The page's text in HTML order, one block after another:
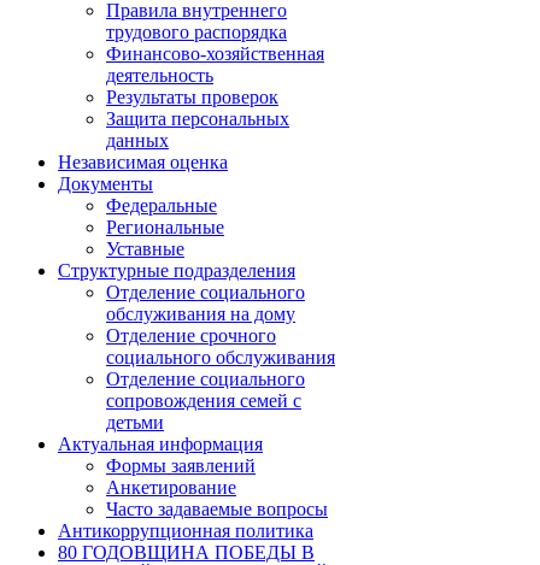
Правила внутреннего
трудового распорядка
Финансово-хозяйственная
деятельность
Результаты проверок
Защита персональных
данных
Независимая оценка
Документы
Федеральные
Региональные
Уставные
Структурные подразделения
Отделение социального
обслуживания на дому
Отделение срочного
социального обслуживания
Отделение социального
сопровождения семей с
детьми
Актуальная информация
Формы заявлений
Анкетирование
Часто задаваемые вопросы
Антикоррупционная политика
80 ГОДОВЩИНА ПОБЕДЫ В